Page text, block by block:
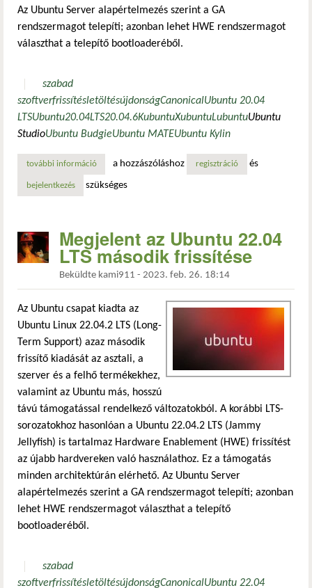
Az Ubuntu Server alapértelmezés szerint a GA
rendszermagot telepíti; azonban lehet HWE rendszermagot
választhat a telepítő bootloaderéből.
szabad
szoftverfrissítésletöltésújdonságCanonicalUbuntu 20.04
LTSUbuntu20.04LTS20.04.6KubuntuXubuntuLubuntuUbuntu
StudioUbuntu BudgieUbuntu MATEUbuntu Kylin
további információhatodik alkalommal kapott komoly frissítést az ubuntu
a hozzászóláshoz regisztráció és
bejelentkezés szükséges
Megjelent az Ubuntu 22.04
LTS második frissítése
Beküldte kami911 - 2023. feb. 26. 18:14
Az Ubuntu csapat kiadta az
Ubuntu Linux 22.04.2 LTS (Long-
Term Support) azaz második
frissítő kiadását az asztali, a
szerver és a felhő termékekhez,
valamint az Ubuntu más, hosszú
távú támogatással rendelkező változatokból. A korábbi LTS-
sorozatokhoz hasonlóan a Ubuntu 22.04.2 LTS (Jammy
Jellyfish) is tartalmaz Hardware Enablement (HWE) frissítést
az újabb hardvereken való használathoz. Ez a támogatás
minden architektúrán elérhető. Az Ubuntu Server
alapértelmezés szerint a GA rendszermagot telepíti; azonban
lehet HWE rendszermagot választhat a telepítő
bootloaderéből.
szabad
szoftverfrissítésletöltésújdonságCanonicalUbuntu 22.04